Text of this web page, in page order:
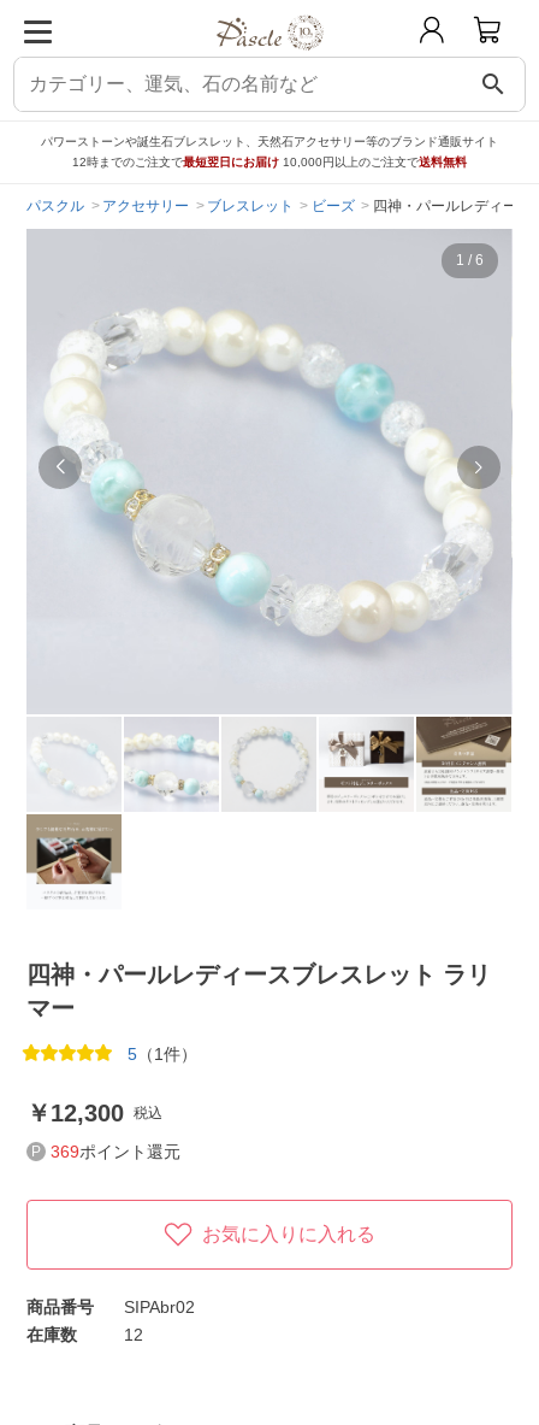
search
パワーストーンや誕生石ブレスレット、天然石アクセサリー等のブランド通販サイト
12時までのご注文で最短翌日にお届け 10,000円以上のご注文で送料無料
パスクル アクセサリー ブレスレット ビーズ 四神・パールレディース
1 / 6
四神・パールレディースブレスレット ラリ
マー
5 （1件）
12,300 税込
369ポイント還元
お気に入りに入れる
商品番号
SIPAbr02
在庫数
12